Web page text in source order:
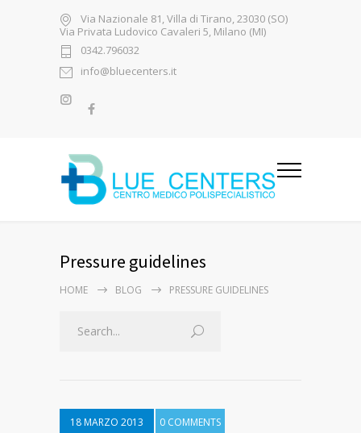
Via Nazionale 81, Villa di Tirano, 23030 (SO)
Via Privata Ludovico Cavaleri 5, Milano (MI)
0342.796032
info@bluecenters.it
Pressure guidelines
HOME BLOG PRESSURE GUIDELINES
18 MARZO 2013 0 COMMENTS